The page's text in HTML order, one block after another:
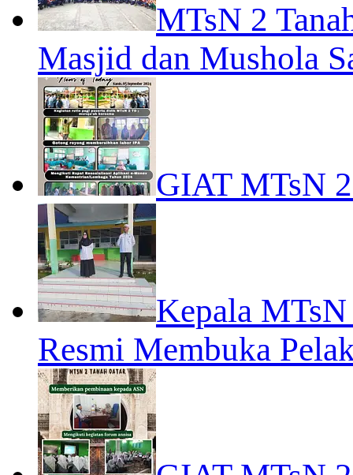
MTsN 2
Masjid dan Mushola
GIAT MTsN
Kepala
Resmi Membuka